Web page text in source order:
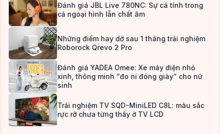
Đánh giá JBL Live 780NC: Sự cá tính trong
cả ngoại hình lẫn chất âm
Những điểm hay dở sau 1 tháng trải nghiệm
Roborock Qrevo 2 Pro
Đánh giá YADEA Omee: Xe máy điện nhỏ
xinh, thông minh “đo ni đóng giày” cho nữ
sinh
Trải nghiệm TV SQD-MiniLED C8L: màu sắc
rực rỡ chưa từng thấy ở TV LCD